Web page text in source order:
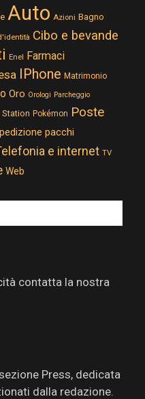
Auto Azioni Bagno
Cibo e bevande
Enel Farmaci
IPhone Matrimonio
Oro Orologi Parcheggio
Station Pokémon Poste
pacchi
e internet TV
Web
contatta la nostra
Press, dedicata
dalla redazione.